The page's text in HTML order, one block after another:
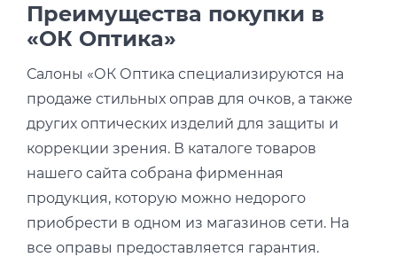
Преимущества покупки в
«ОК Оптика»
Салоны «ОК Оптика специализируются на
продаже стильных оправ для очков, а также
других оптических изделий для защиты и
коррекции зрения. В каталоге товаров
нашего сайта собрана фирменная
продукция, которую можно недорого
приобрести в одном из магазинов сети. На
все оправы предоставляется гарантия.